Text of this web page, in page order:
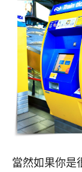
當然如果你是